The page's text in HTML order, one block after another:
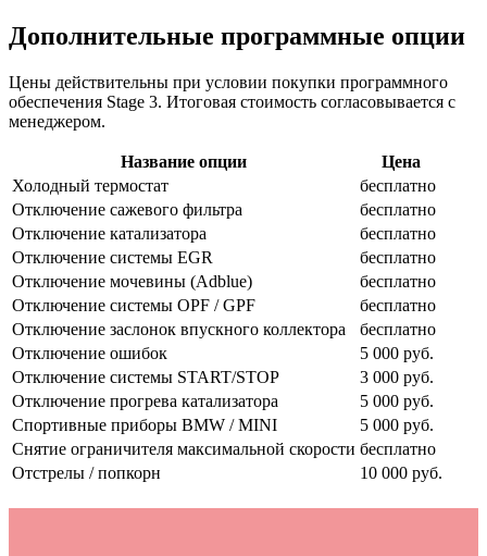
Дополнительные программные опции
Цены действительны при условии покупки программного
обеспечения Stage 3. Итоговая стоимость согласовывается с
менеджером.
Название опции
Цена
Холодный термостат
бесплатно
Отключение сажевого фильтра
бесплатно
Отключение катализатора
бесплатно
Отключение системы EGR
бесплатно
Отключение мочевины (Adblue)
бесплатно
Отключение системы OPF / GPF
бесплатно
Отключение заслонок впускного коллектора
бесплатно
Отключение ошибок
5 000 руб.
Отключение системы START/STOP
3 000 руб.
Отключение прогрева катализатора
5 000 руб.
Спортивные приборы BMW / MINI
5 000 руб.
Снятие ограничителя максимальной скорости бесплатно
Отстрелы / попкорн
10 000 руб.